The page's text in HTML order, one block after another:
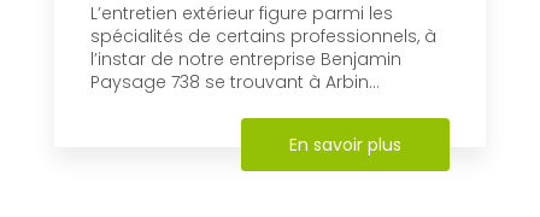
L’entretien extérieur figure parmi les
spécialités de certains professionnels, à
l’instar de notre entreprise Benjamin
Paysage 738 se trouvant à Arbin...
En savoir plus